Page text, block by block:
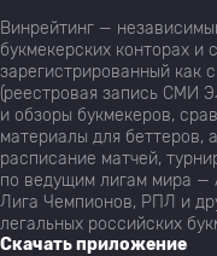
Винрейтинг —
букмекерских конторах и
зарегистрированный как
(реестровая запись СМИ
и обзоры букмекеров,
материалы для беттеров,
расписание матчей,
по ведущим лигам мира —
Лига Чемпионов, РПЛ и
легальных российских
Скачать приложение